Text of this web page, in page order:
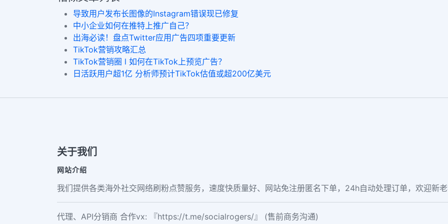
导致用户发布长图像的Instagram错误现已修复
中小企业如何在推特上推广自己？
出海必读！盘点Twitter应用广告四项重要更新
TikTok营销攻略汇总
TikTok营销圈 l 如何在TikTok上预览广告？
日活跃用户超1亿 分析师预计TikTok估值或超200亿美元
关于我们
网站介绍
我们提供各类海外社交网络刷粉点赞服务，速度快质量好、网站免注册匿名下单，24h自动处理订单，欢迎新老
代理、API分销商 合作vx: 『https://t.me/socialrogers/』 (售前商务沟通)